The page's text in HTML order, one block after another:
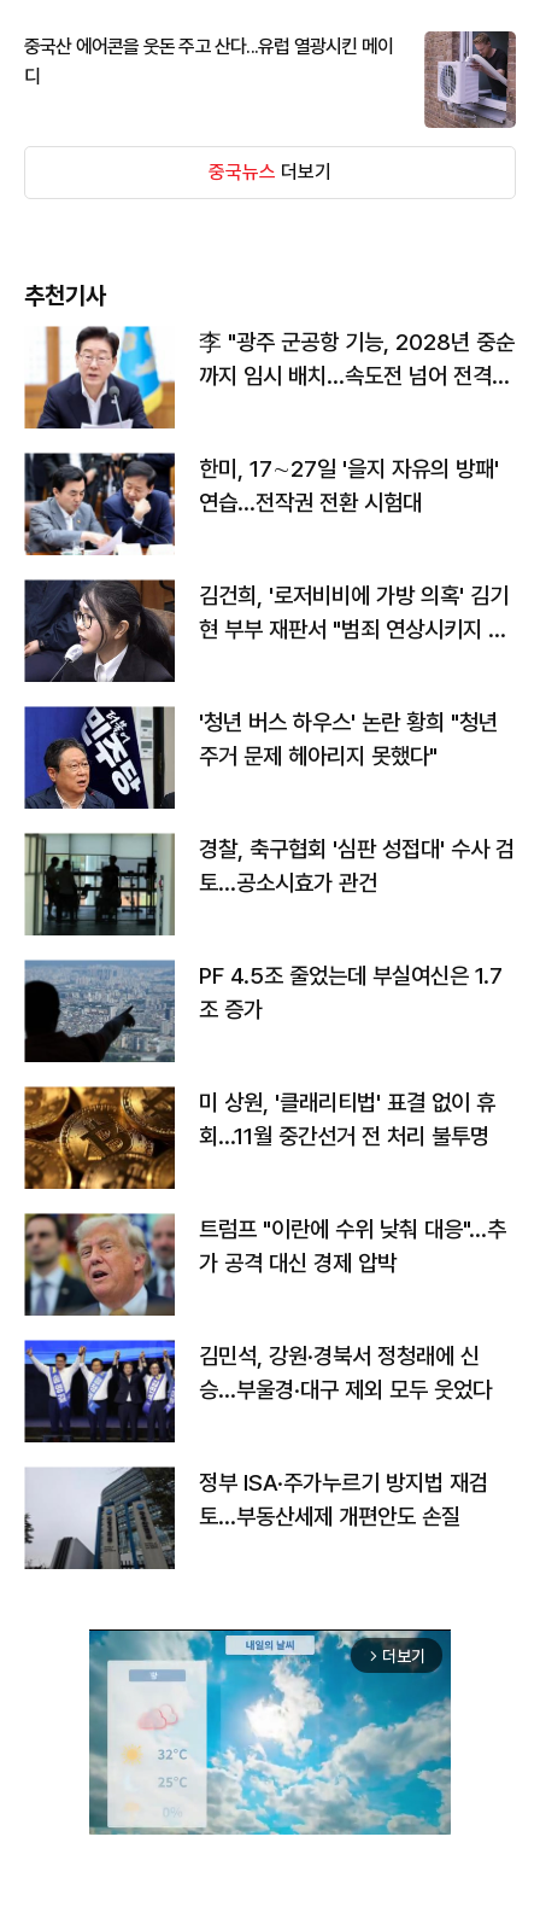
중국산 에어콘을 웃돈 주고 산다...유럽 열광시킨 메이
디
중국뉴스 더보기
추천기사
李 "광주 군공항 기능, 2028년 중순
까지 임시 배치…속도전 넘어 전격
한미, 17∼27일 '을지 자유의 방패'
연습…전작권 전환 시험대
김건희, '로저비비에 가방 의혹' 김기
현 부부 재판서 "범죄 연상시키지 말
'청년 버스 하우스' 논란 황희 "청년
주거 문제 헤아리지 못했다"
경찰, 축구협회 '심판 성접대' 수사 검
토…공소시효가 관건
PF 4.5조 줄었는데 부실여신은 1.7
조 증가
미 상원, '클래리티법' 표결 없이 휴
회…11월 중간선거 전 처리 불투명
트럼프 "이란에 수위 낮춰 대응"…추
가 공격 대신 경제 압박
김민석, 강원·경북서 정청래에 신
승…부울경·대구 제외 모두 웃었다
정부 ISA·주가누르기 방지법 재검
토…부동산세제 개편안도 손질
arrow_forward_ios 더보기